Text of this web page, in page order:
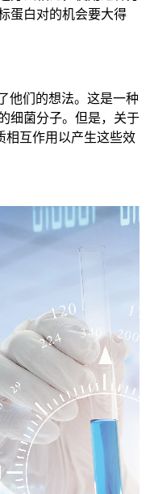
蛋白对的机会要大得
们的想法。这是一种
细菌分子。但是，关于
相互作用以产生这些效